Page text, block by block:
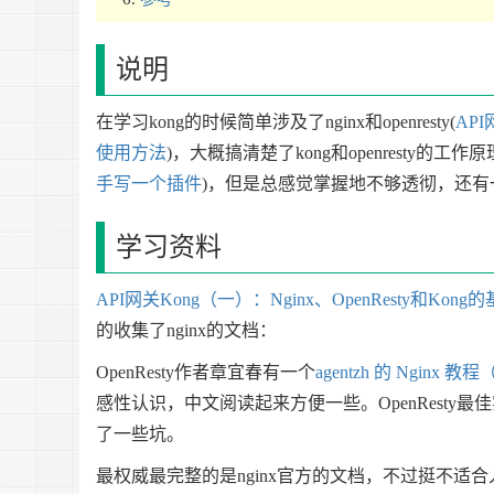
说明
在学习kong的时候简单涉及了nginx和openresty(API
使用方法)，大概搞清楚了kong和openresty的工作
手写一个插件)，但是总感觉掌握地不够透彻，还
学习资料
API网关Kong（一）：Nginx、OpenResty和Kong
的收集了nginx的文档：
OpenResty作者章宜春有一个agentzh 的 Nginx 教程
感性认识，中文阅读起来方便一些。OpenResty最
了一些坑。
最权威最完整的是nginx官方的文档，不过挺不适